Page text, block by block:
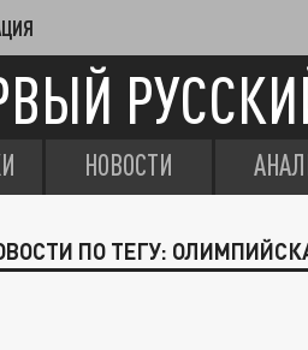
НОВОСТИ
ПО ТЕГУ: